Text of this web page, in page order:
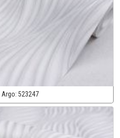
Argo: 523247